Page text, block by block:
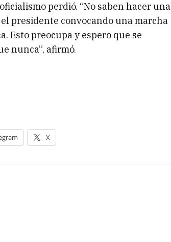
perdió. “No saben hacer una
presidente convocando una marcha
Esto preocupa y espero que se
nunca”, afirmó.
X